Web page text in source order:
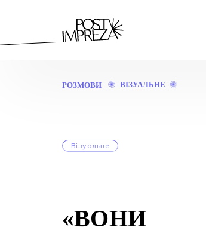
РОЗМОВИ ВІЗУАЛЬНЕ
Візуальне
«ВОНИ